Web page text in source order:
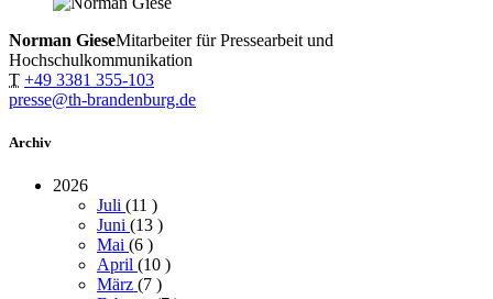
Norman GieseMitarbeiter für Pressearbeit und
Hochschulkommunikation
T +49 3381 355-103
presse@th-brandenburg.de
Archiv
2026
Juli (11 )
Juni (13 )
Mai (6 )
April (10 )
März (7 )